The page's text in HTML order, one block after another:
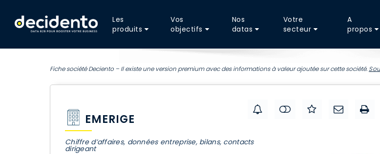
Les
produits
Vos
objectifs
Nos
datas
Votre
secteur
A
propos
Fiche société Deciento – Il existe une version premium avec des informations à valeur ajoutée sur cette société.
EMERIGE
Chiffre d’affaires, données entreprise, bilans, contacts
dirigeant